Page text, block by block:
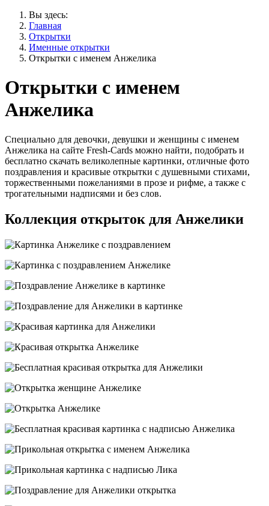
Вы здесь:
Главная
Открытки
Именные открытки
Открытки с именем Анжелика
Открытки с именем
Анжелика
Специально для девочки, девушки и женщины с именем
Анжелика на сайте Fresh-Cards можно найти, подобрать и
бесплатно скачать великолепные картинки, отличные фото
поздравления и красивые открытки с душевными стихами,
торжественными пожеланиями в прозе и рифме, а также с
трогательными надписями и без слов.
Коллекция открыток для Анжелики